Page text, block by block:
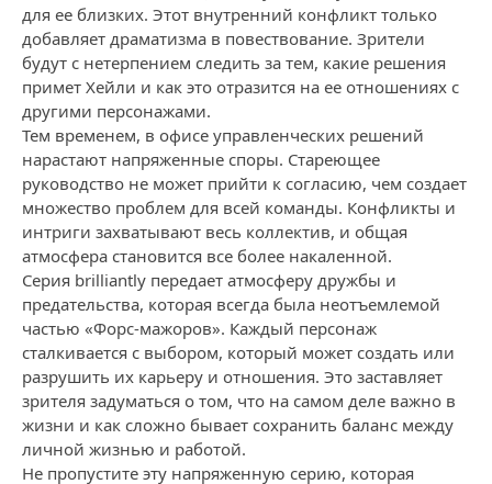
для ее близких. Этот внутренний конфликт только
добавляет драматизма в повествование. Зрители
будут с нетерпением следить за тем, какие решения
примет Хейли и как это отразится на ее отношениях с
другими персонажами.
Тем временем, в офисе управленческих решений
нарастают напряженные споры. Стареющее
руководство не может прийти к согласию, чем создает
множество проблем для всей команды. Конфликты и
интриги захватывают весь коллектив, и общая
атмосфера становится все более накаленной.
Серия brilliantly передает атмосферу дружбы и
предательства, которая всегда была неотъемлемой
частью «Форс-мажоров». Каждый персонаж
сталкивается с выбором, который может создать или
разрушить их карьеру и отношения. Это заставляет
зрителя задуматься о том, что на самом деле важно в
жизни и как сложно бывает сохранить баланс между
личной жизнью и работой.
Не пропустите эту напряженную серию, которая